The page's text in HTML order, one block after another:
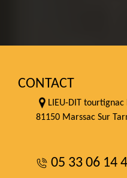
CONTACT
LIEU-DIT
81150 Marssac Sur
05 33 06 14